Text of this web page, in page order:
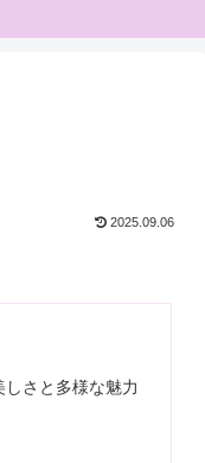
2025.09.06
さと多様な魅力